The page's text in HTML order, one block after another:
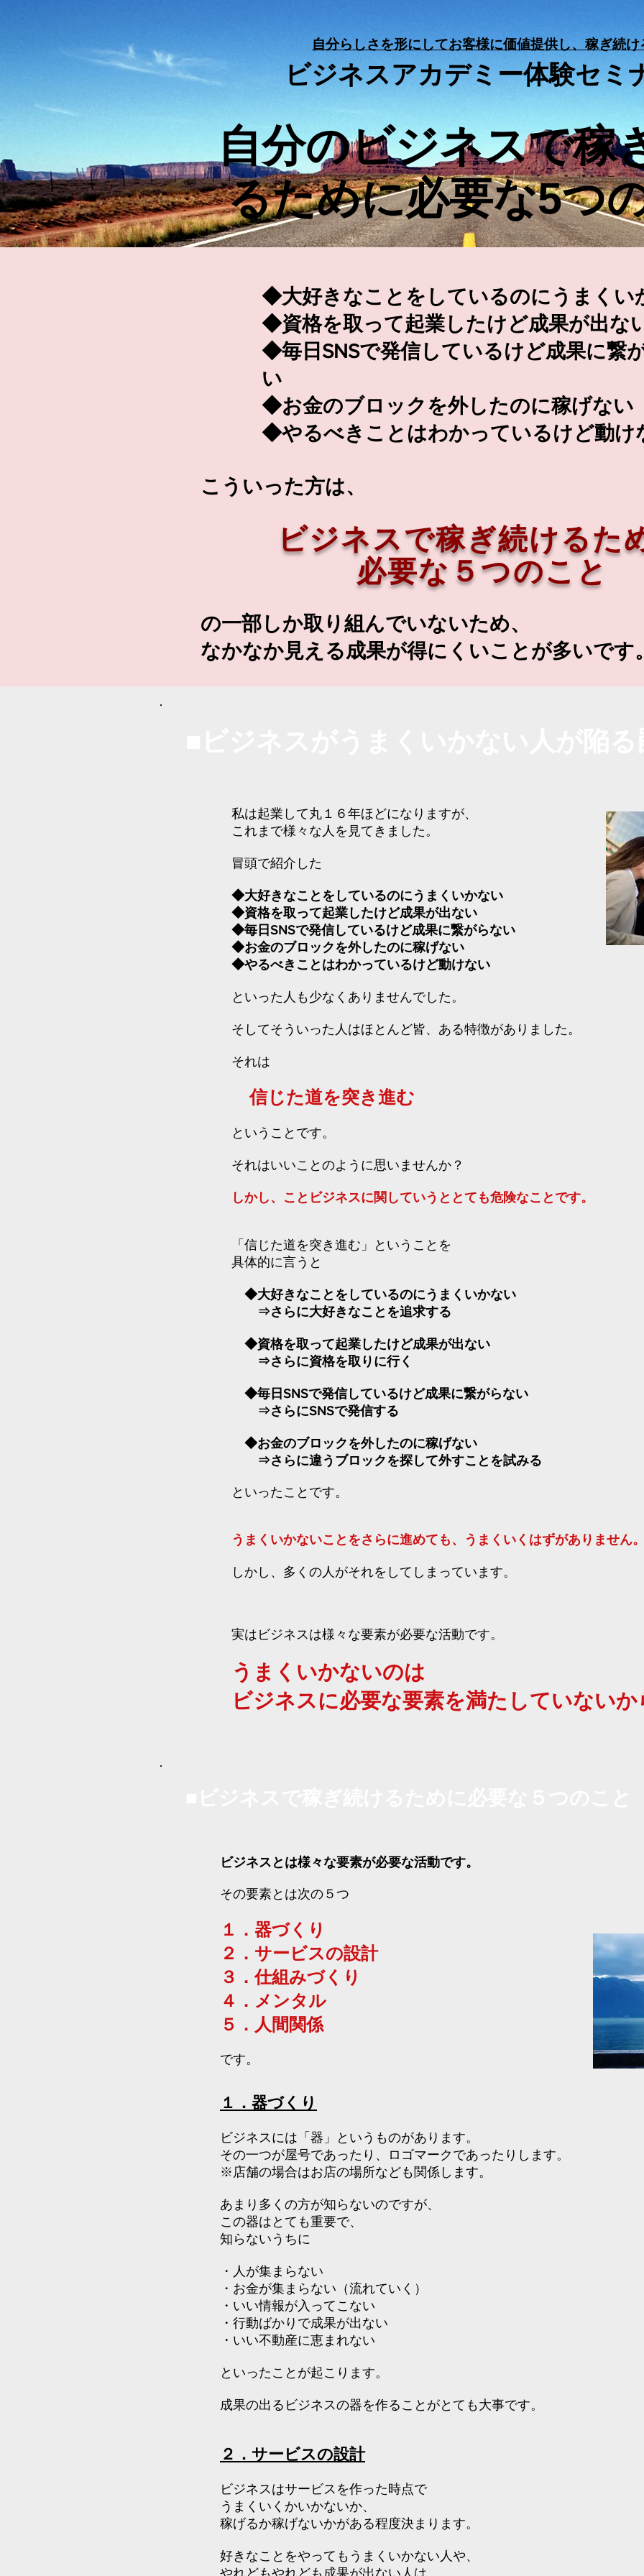
自分らしさを形にしてお客様に価値提供し、稼ぎ続け
ビジネスアカデミー体験セミ
自分のビジネスで稼
るために必要な5つ
こ ういった方は、
ビジネスで稼ぎ続けるた
必要な５つのこと
の一部しか取り組んでいないため、
なかなか見える成果が得にくいことが多いです
◆大好きなことをしているのにうまくい
◆資格を取って起業したけど成果が出な
◆毎日SNSで発信しているけど成果に繋
い
◆お金のブロックを外したのに稼げない
◆やるべきことはわかっているけど動け
私は起業して丸１６年ほどになりますが、
これまで様々な人を見てきました。
冒頭で紹介した
◆大好きなことをしているのにうまくいかない
◆資格を取って起業したけど成果が出ない
◆毎日SNSで発信しているけど成果に繋がらない
◆お金のブロックを外したのに稼げない
◆やるべきことはわかっているけど動けない
といった人も少なくありませんでした。
そしてそういった人はほとんど皆、ある特徴がありました。​
それは
信じた道を突き進む
ということです。
それはいいことのように思いませんか？
しかし、ことビジネスに関していうととても危険なことです。
「信じた道を突き進む」ということを
具体的に言うと
◆大好きなことをしているのにうまくいかない
⇒さらに大好きなことを追求する
◆資格を取って起業したけど成果が出ない
⇒さらに資格を取りに行く
◆毎日SNSで発信しているけど成果に繋がらない
⇒さらにSNSで発信する
◆お金のブロックを外したのに稼げない
⇒さらに違うブロックを探して外すことを試みる
といったことです。
うまくいかないことをさらに進めても、 うまくいくはずがありません
しかし、多くの人がそれをしてしまっています。
実はビジネスは様々な要素が必要な活動です。
うまくいかないのは
ビジネスに必要な要素を満たしていない
ビジネスとは様々な要素が必要な活動です。
その要素とは次の５つ
１．器づくり
２．サービスの設計
３．仕組みづくり
４．メンタル
​５．人間関係
です。
１．器づくり
ビジネスには「器」というものがあります。
その一つが屋号であったり、ロゴマークであったりします。
※店舗の場合はお店の場所なども関係します。
あまり多くの方が知らないのですが、
この器はとても重要で、
知らないうちに
・人が集まらない
・お金が集まらない（流れていく）
・いい情報が入ってこない
・行動ばかりで成果が出ない
・いい不動産に恵まれない
といったことが起こります。
成果の出るビジネスの器を作ることがとても大事です。
２．サービスの設計
ビジネスはサービスを作った時点で
うまくいくかいかないか、
稼げるか稼げないかがある程度決まります。
好きなことをやってもうまくいかない人や、
やれどもやれども成果が出ない人は、